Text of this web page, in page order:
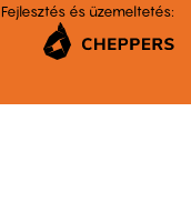
Fejlesztés és üzemeltetés: